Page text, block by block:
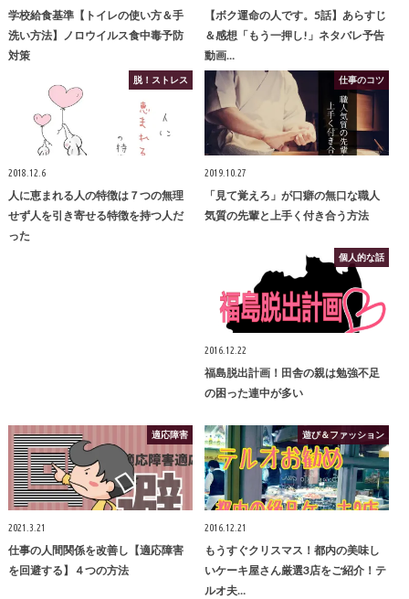
学校給食基準【トイレの使い方＆手
洗い方法】ノロウイルス食中毒予防
対策
【ボク運命の人です。5話】あらすじ
＆感想「もう一押し!」ネタバレ予告
動画…
脱！ストレス
2018.12.6
人に恵まれる人の特徴は７つの無理
せず人を引き寄せる特徴を持つ人だ
った
仕事のコツ
2019.10.27
「見て覚えろ」が口癖の無口な職人
気質の先輩と上手く付き合う方法
個人的な話
2016.12.22
福島脱出計画！田舎の親は勉強不足
の困った連中が多い
適応障害
2021.3.21
仕事の人間関係を改善し【適応障害
を回避する】４つの方法
遊び＆ファッション
2016.12.21
もうすぐクリスマス！都内の美味し
いケーキ屋さん厳選3店をご紹介！テ
ルオ夫…